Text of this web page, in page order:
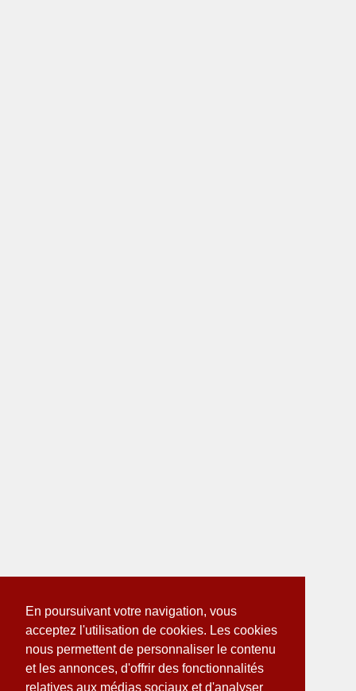
En poursuivant votre navigation, vous
acceptez l'utilisation de cookies. Les cookies
nous permettent de personnaliser le contenu
et les annonces, d'offrir des fonctionnalités
relatives aux médias sociaux et d'analyser